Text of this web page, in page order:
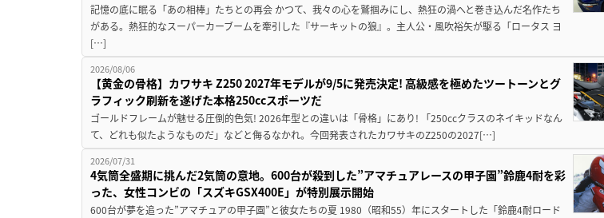
記憶の底に眠る「あの相棒」たちとの再会 かつて、我々の心を鷲掴みにし、熱狂の渦へと巻き込んだ名作たち
がある。熱狂的なスーパーカーブームを牽引した『サーキットの狼』。主人公・風吹裕矢が駆る「ロータス ヨ
[…]
2026/08/06
【黄金の骨格】カワサキ Z250 2027年モデルが9/5に発売決定! 高級感を極めたツートーンとグ
ラフィック刷新を遂げた本格250ccスポーツだ
ゴールドフレームが魅せる圧倒的色気! 2026年型との違いは「骨格」にあり! 「250ccクラスのネイキッドなん
て、どれも似たようなものだ」などと侮るなかれ。今回発表されたカワサキのZ250の2027[…]
2026/07/31
4気筒全盛期に挑んだ2気筒の意地。600台が殺到した”アマチュアレースの甲子園”鈴鹿4耐を彩
った、女性コンビの「スズキGSX400E」が特別展示開始
600台が夢を追った”アマチュアの甲子園”と彼女たちの夏 1980（昭和55）年にスタートした「鈴鹿4耐ロード